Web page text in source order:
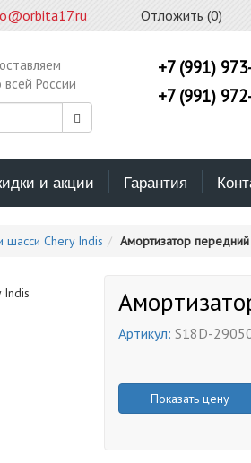
Отложить (0)
всей России
+7 (991)
+7 (991)
и акции Гарантия
шасси Chery Indis Амортизатор
Артикул: S18D-
Показать цену